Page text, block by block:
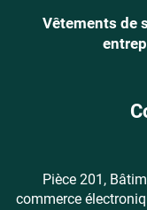
Vêtements de
Pièce 201,
commerce